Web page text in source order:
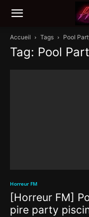
Accueil Tags Pool
Tag: Pool
Horreur FM
[Horreur FM]
pire party